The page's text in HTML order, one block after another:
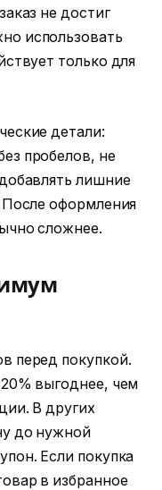
не достиг
использовать
только для
детали:
пробелов, не
лишние
оформления
сложнее.
перед покупкой.
выгоднее, чем
В других
до нужной
Если покупка
в избранное